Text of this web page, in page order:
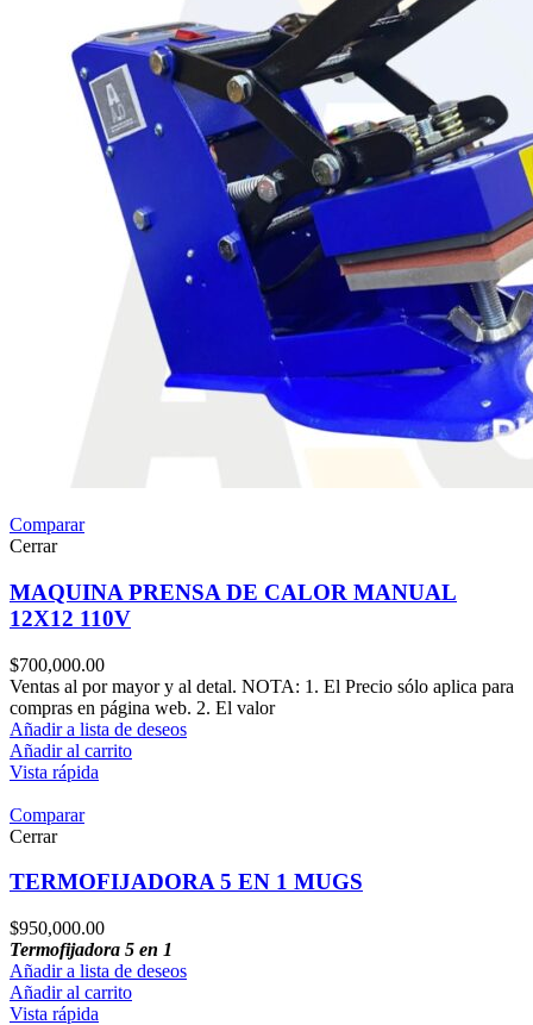
Comparar
Cerrar
MAQUINA PRENSA DE CALOR MANUAL
12X12 110V
$700,000.00
Ventas al por mayor y al detal. NOTA: 1. El Precio sólo aplica para
compras en página web. 2. El valor
Añadir a lista de deseos
Añadir al carrito
Vista rápida
Comparar
Cerrar
TERMOFIJADORA 5 EN 1 MUGS
$950,000.00
Termofijadora 5 en 1
Añadir a lista de deseos
Añadir al carrito
Vista rápida